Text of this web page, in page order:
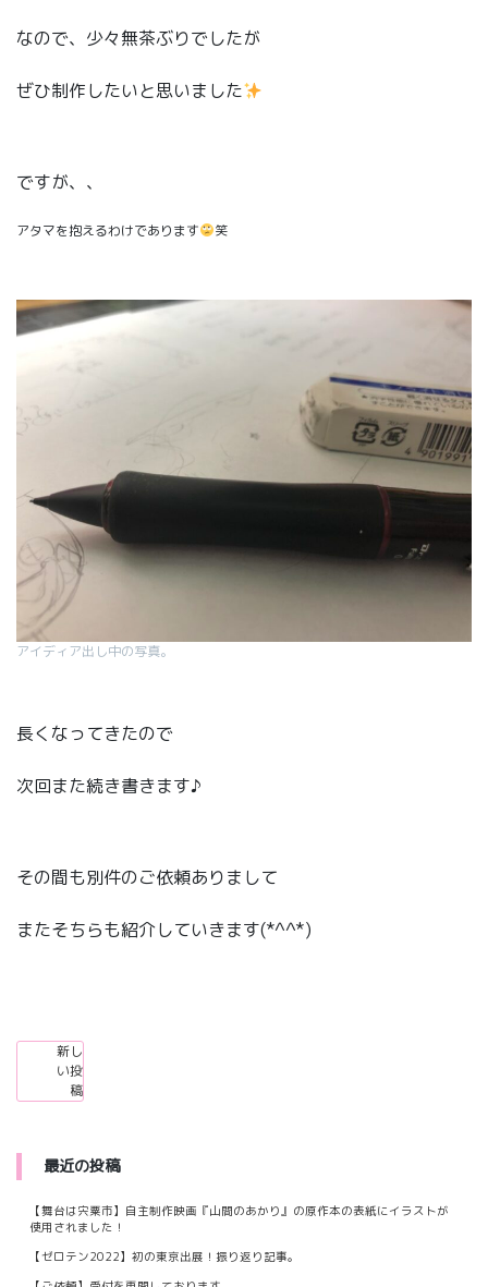
なので、少々無茶ぶりでしたが
ぜひ制作したいと思いました
ですが、、
アタマを抱えるわけであります 笑
アイディア出し中の写真。
長くなってきたので
次回また続き書きます♪
その間も別件のご依頼ありまして
またそちらも紹介していきます(*^^*)
投
ビ
ゲ
ー
シ
新し
い投
稿
最近の投稿
【舞台は宍粟市】自主制作映画『山間のあかり』の原作本の表紙にイラストが
使用されました！
【ゼロテン2022】初の東京出展！振り返り記事。